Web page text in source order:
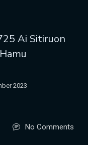
Ai Sitiruon
2023
No Comments